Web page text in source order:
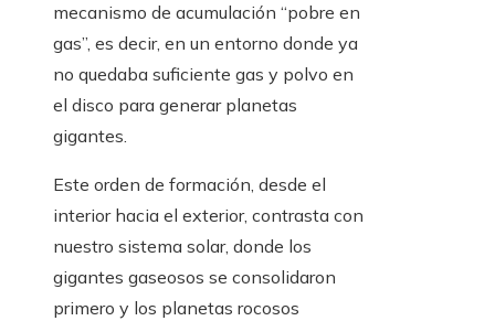
mecanismo de acumulación “pobre en
gas”, es decir, en un entorno donde ya
no quedaba suficiente gas y polvo en
el disco para generar planetas
gigantes.
Este orden de formación, desde el
interior hacia el exterior, contrasta con
nuestro sistema solar, donde los
gigantes gaseosos se consolidaron
primero y los planetas rocosos